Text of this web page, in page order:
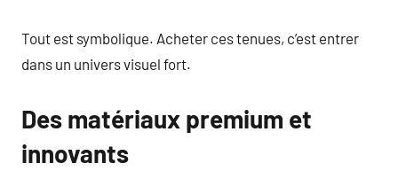
Tout est symbolique. Acheter ces tenues, c’est entrer
dans un univers visuel fort.
Des matériaux premium et
innovants